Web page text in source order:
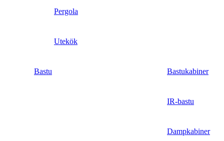
Pergola
Utekök
Bastu Bastukabiner
IR-bastu
Dampkabiner